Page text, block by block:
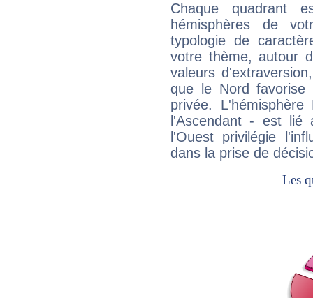
Chaque quadrant
hémisphères de
typologie de
votre thème, autour
valeurs
que le Nord favorise
privée.
l'Ascendant - est
l'Ouest privilégie
dans la prise de